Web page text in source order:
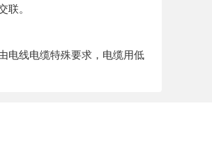
联。
电线电缆特殊要求，电缆用低